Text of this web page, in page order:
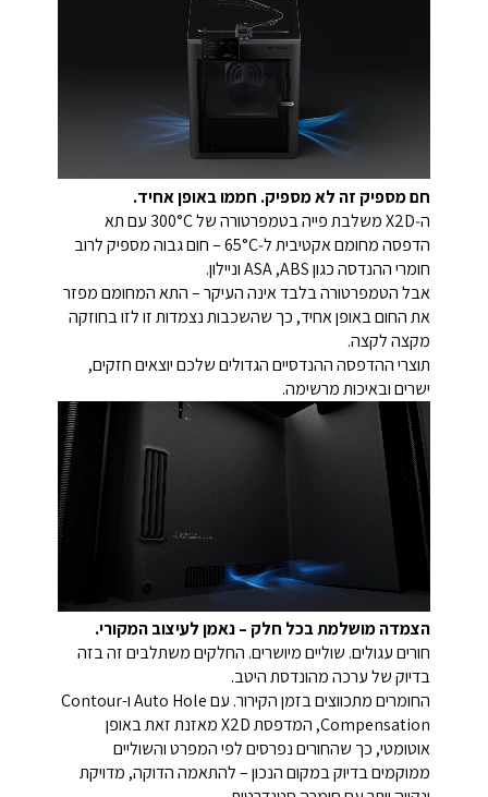
חם מספיק זה לא מספיק. חממו באופן אחיד.
ה‑X2D משלבת פייה בטמפרטורה של ‎300°C‎ עם תא
הדפסה מחומם אקטיבית ל‑‎65°C‎ – חום גבוה מספיק לרוב
חומרי ההנדסה כגון ABS, ‏ASA וניילון.
אבל הטמפרטורה בלבד אינה העיקר – התא המחומם מפזר
את החום באופן אחיד, כך שהשכבות נצמדות זו לזו בחוזקה
מקצה לקצה.
תוצרי ההדפסה ההנדסיים הגדולים שלכם יוצאים חזקים,
ישרים ובאיכות מרשימה.
הצמדה מושלמת בכל חלק – נאמן לעיצוב המקורי.
חורים עגולים. שוליים מיושרים. החלקים משתלבים זה בזה
בדיוק של ערכה מהונדסת היטב.
החומרים מתכווצים בזמן הקירור. עם Auto Hole ו-Contour
Compensation, המדפסת X2D מאזנת זאת באופן
אוטומטי, כך שהחורים נפרסים לפי המפרט והשוליים
ממוקמים בדיוק במקום הנכון – להתאמה הדוקה, מדויקת